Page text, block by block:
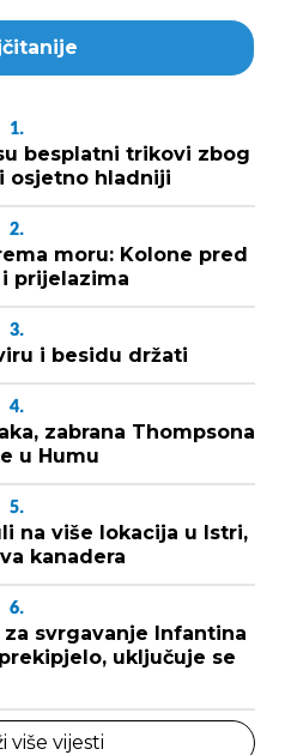
1.
besplatni trikovi zbog
osjetno hladniji
2.
moru: Kolone pred
prijelazima
3.
i besidu držati
4.
zabrana Thompsona
u Humu
5.
na više lokacija u Istri,
kanadera
6.
svrgavanje Infantina
uključuje se
više vijesti